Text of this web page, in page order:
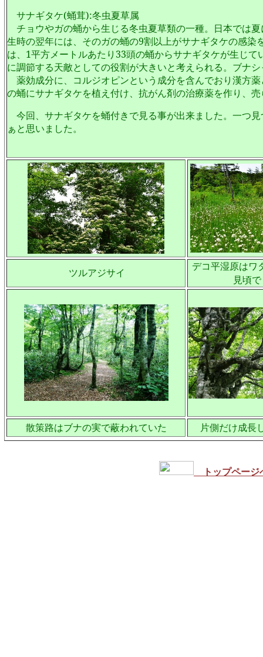
サナギタケ(蛹茸):冬虫夏草属
チョウやガの蛹から生じる冬虫夏草類の一種。日本では
生時の翌年には、そのガの蛹の9割以上がサナギタケの感染
は、 1平方メートルあたり 33頭の蛹からサナギタケが生じ
に調節する天敵としての役割が大きいと考えられる。ブナ
薬効成分に、コルジオピンという成分を含んでおり漢方
の蛹にサナギタケを植え付け、抗がん剤の治療薬を作り、
今回、サナギタケを蛹付きで見る事が出来ました。一つ
ぁと思いました。
ツルアジサイ
デコ平湿原はワ
見頃
散策路はブナの実で蔽われていた 片側だけ成長
トップページ